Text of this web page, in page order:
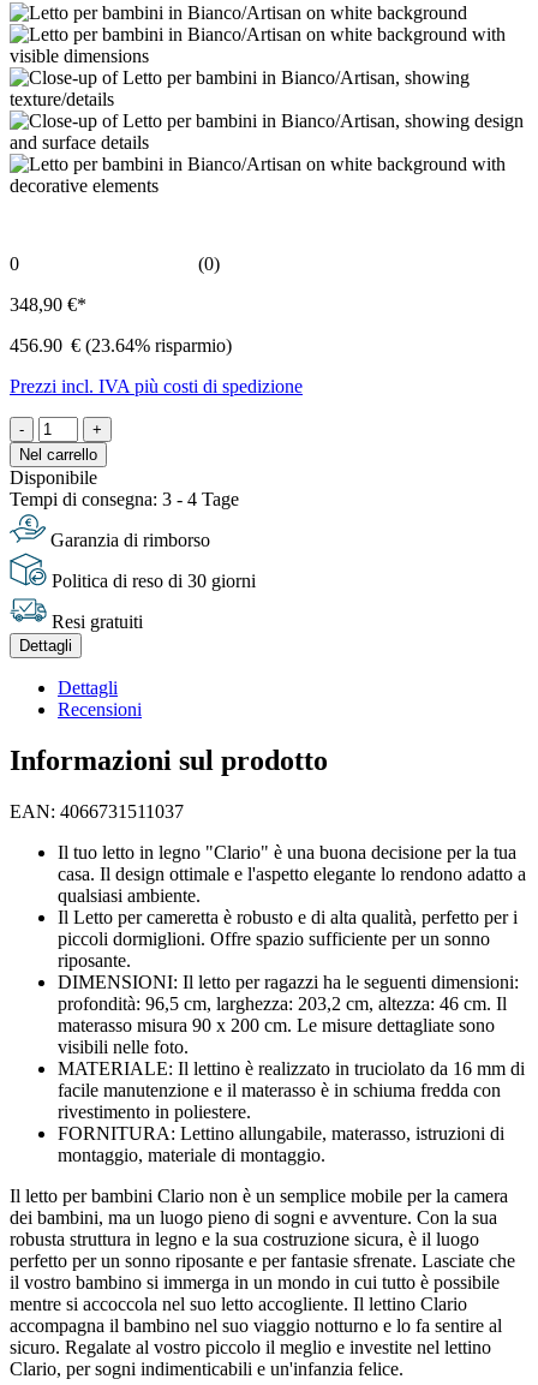
0
(0)
348,90 €*
456.90 € (23.64% risparmio)
Prezzi incl. IVA più costi di spedizione
-
+
Nel carrello
Disponibile
Tempi di consegna: 3 - 4 Tage
Garanzia di rimborso
Politica di reso di 30 giorni
Resi gratuiti
Dettagli
Dettagli
Recensioni
Informazioni sul prodotto
EAN: 4066731511037
Il tuo letto in legno "Clario" è una buona decisione per la tua
casa. Il design ottimale e l'aspetto elegante lo rendono adatto a
qualsiasi ambiente.
Il Letto per cameretta è robusto e di alta qualità, perfetto per i
piccoli dormiglioni. Offre spazio sufficiente per un sonno
riposante.
DIMENSIONI: Il letto per ragazzi ha le seguenti dimensioni:
profondità: 96,5 cm, larghezza: 203,2 cm, altezza: 46 cm. Il
materasso misura 90 x 200 cm. Le misure dettagliate sono
visibili nelle foto.
MATERIALE: Il lettino è realizzato in truciolato da 16 mm di
facile manutenzione e il materasso è in schiuma fredda con
rivestimento in poliestere.
FORNITURA: Lettino allungabile, materasso, istruzioni di
montaggio, materiale di montaggio.
Il letto per bambini Clario non è un semplice mobile per la camera
dei bambini, ma un luogo pieno di sogni e avventure. Con la sua
robusta struttura in legno e la sua costruzione sicura, è il luogo
perfetto per un sonno riposante e per fantasie sfrenate. Lasciate che
il vostro bambino si immerga in un mondo in cui tutto è possibile
mentre si accoccola nel suo letto accogliente. Il lettino Clario
accompagna il bambino nel suo viaggio notturno e lo fa sentire al
sicuro. Regalate al vostro piccolo il meglio e investite nel lettino
Clario, per sogni indimenticabili e un'infanzia felice.